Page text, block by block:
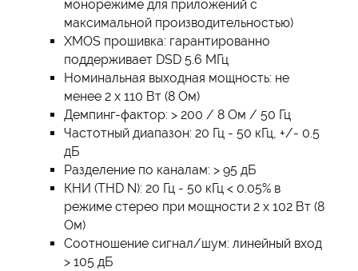
монорежиме для приложений с
максимальной производительностью)
XMOS прошивка: гарантированно
поддерживает DSD 5.6 МГц
Номинальная выходная мощность: не
менее 2 x 110 Вт (8 Ом)
Демпинг-фактор: > 200 / 8 Ом / 50 Гц
Частотный диапазон: 20 Гц - 50 кГц, +/- 0.5
дБ
Разделение по каналам: > 95 дБ
КНИ (THD N): 20 Гц - 50 кГц < 0.05% в
режиме стерео при мощности 2 х 102 Вт (8
Ом)
Соотношение сигнал/шум: линейный вход
> 105 дБ